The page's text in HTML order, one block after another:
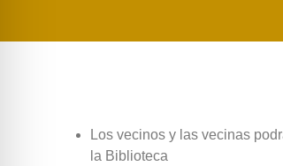
Los vecinos y las vecinas
la Biblioteca